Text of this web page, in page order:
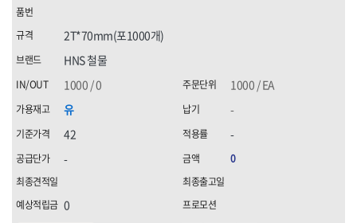
HNS 철물
1000 / EA
유
42
-
0
2T*70mm(포1000개)
1000 / 0
-
-
0